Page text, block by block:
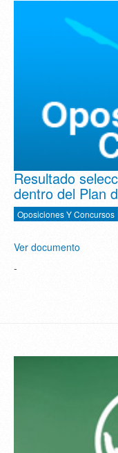
Resultado
dentro del Plan
Oposiciones Y Concursos
Ver documento
-